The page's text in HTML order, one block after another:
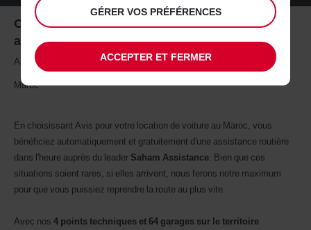
Où que vous soyez, Avis Maroc vous garantit une
assistance
Assistance gratuite 24h/24 et 7j/7 lors de votre location de voiture au
Maroc
En choisissant Avis pour votre location de voiture au Maroc, vous
bénéficiez automatiquement et gratuitement d'une assistance routière
dans l'heure auprès du leader Saham Assistance. Bien que ces
situations soient rares, si elles arrivent, nous ferons notre maximum
pour que vous puissiez reprendre la route au plus vite.
Avec nos 4 points techniques et 64 garages sur le territoire
GÉRER VOS PRÉFÉRENCES
ACCEPTER ET FERMER